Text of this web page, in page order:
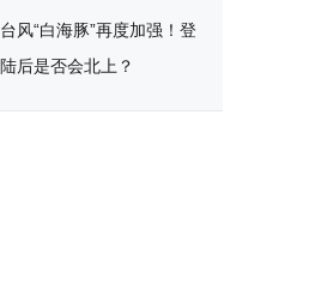
台风“白海豚”再度加强！登
陆后是否会北上？